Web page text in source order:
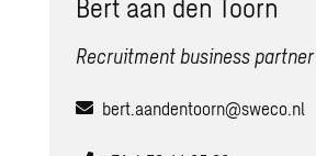
Bert aan den Toorn
Recruitment business partner
bert.aandentoorn@sweco.nl